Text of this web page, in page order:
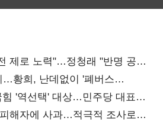
제로 노력"…정청래 "반명 공세
…황희, 난데없이 '폐버스
'역선택' 대상…민주당 대표로
해자에 사과…적극적 조사로